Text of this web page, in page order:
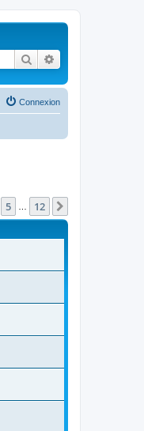
Rechercher
Connexion
5 12